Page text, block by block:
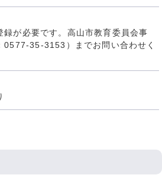
録が必要です。高山市教育委員会事
0577-35-3153）までお問い合わせく